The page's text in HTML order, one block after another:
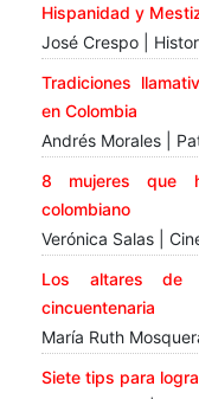
Hispanidad y
José Crespo |
Tradiciones
en Colombia
Andrés Morales |
8 mujeres que
colombiano
Verónica Salas |
Los altares de
cincuentenaria
María Ruth
Siete tips para